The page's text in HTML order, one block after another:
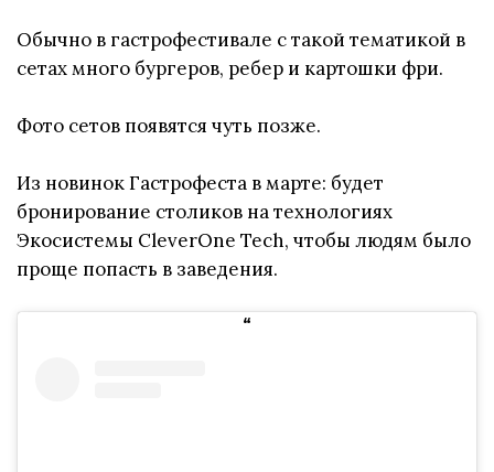
Обычно в гастрофестивале с такой тематикой в
сетах много бургеров, ребер и картошки фри.
Фото сетов появятся чуть позже.
Из новинок Гастрофеста в марте: будет
бронирование столиков на технологиях
Экосистемы CleverOne Tech, чтобы людям было
проще попасть в заведения.